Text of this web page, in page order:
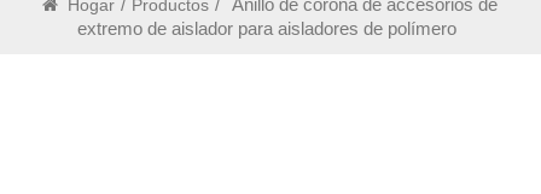
Hogar / Productos /
Anillo de corona de accesorios de
extremo de aislador para aisladores de polímero